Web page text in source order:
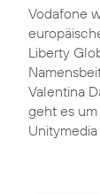
Vodafone
Liberty
Valentina
geht es